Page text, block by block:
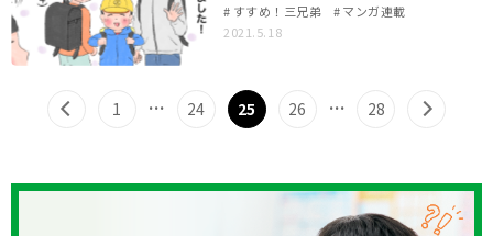
すすめ！三兄弟
マンガ連載
2021.5.18
1 … 24 25 26 … 28